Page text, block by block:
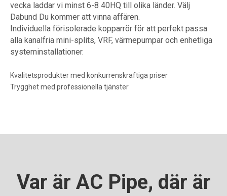
vecka laddar vi minst 6-8 40HQ till olika länder. Välj
Dabund Du kommer att vinna affären.
Individuella förisolerade kopparrör för att perfekt passa
alla kanalfria mini-splits, VRF, värmepumpar och enhetliga
systeminstallationer.
Kvalitetsprodukter med konkurrenskraftiga priser
Trygghet med professionella tjänster
Var är AC Pipe, där är